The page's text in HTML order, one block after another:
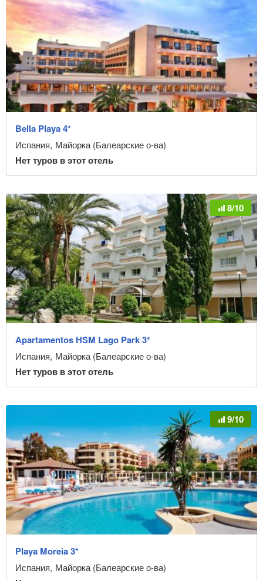
Bella Playa 4*
Испания, Майорка (Балеарские о-ва)
Нет туров в этот отель
8/10
Apartamentos HSM Lago Park 3*
Испания, Майорка (Балеарские о-ва)
Нет туров в этот отель
9/10
Playa Moreia 3*
Испания, Майорка (Балеарские о-ва)